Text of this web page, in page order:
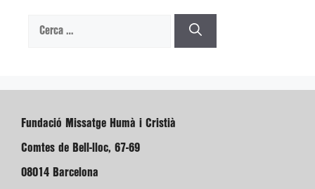
Cerca:
Fundació Missatge Humà i Cristià
Comtes de Bell-lloc, 67-69
08014 Barcelona